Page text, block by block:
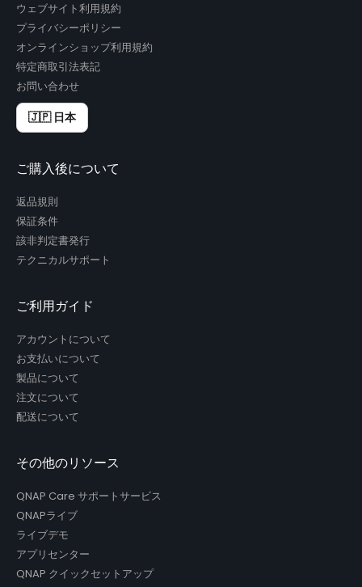
ウェブサイト利用規約
プライバシーポリシー
オンラインショップ利用規約
特定商取引法表記
お問い合わせ
🇯🇵 日本
ご購入後について
返品規則
保証条件
該非判定書発行
テクニカルサポート
ご利用ガイド
アカウントについて
お支払いについて
製品について
注文について
配送について
その他のリソース
QNAP Care サポートサービス
QNAPライブ
ライブデモ
アプリセンター
QNAP クイックセットアップ